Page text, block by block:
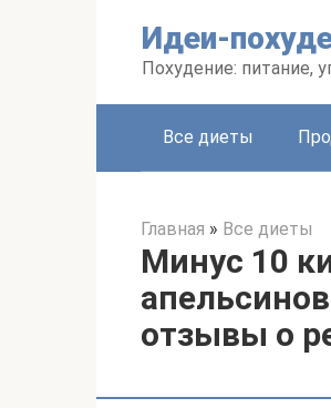
Идеи-
Похудение: питание,
Все диеты
Главная » Все диеты
Минус 10
отзывы о